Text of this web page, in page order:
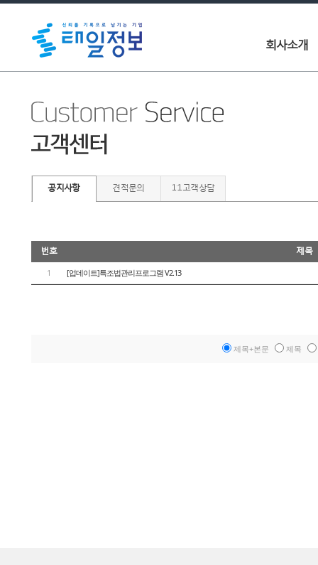
회사소개
공지사항 견적문의 1:1고객상담
번호 제목
1 [업데이트]특조법관리프로그램 V2.13
제목+본문 제목